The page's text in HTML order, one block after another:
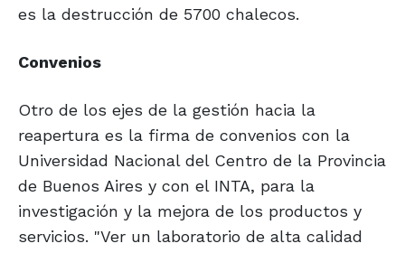
es la destrucción de 5700 chalecos.
Convenios
Otro de los ejes de la gestión hacia la
reapertura es la firma de convenios con la
Universidad Nacional del Centro de la Provincia
de Buenos Aires y con el INTA, para la
investigación y la mejora de los productos y
servicios. "Ver un laboratorio de alta calidad